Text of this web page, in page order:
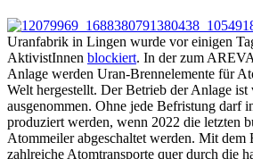
Uranfabrik in Lingen wurde vor einigen
AktivistInnen blockiert. In der zum
Anlage werden Uran-Brennelemente für
Welt hergestellt. Der Betrieb der Anlage ist
ausgenommen. Ohne jede Befristung darf
produziert werden, wenn 2022 die letzten
Atommeiler abgeschaltet werden. Mit dem
zahlreiche Atomtransporte quer durch die